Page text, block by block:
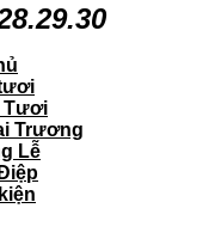
Tươi
Trương
Lễ